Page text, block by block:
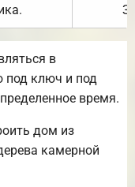
в
под ключ и под
время.
дом из
камерной